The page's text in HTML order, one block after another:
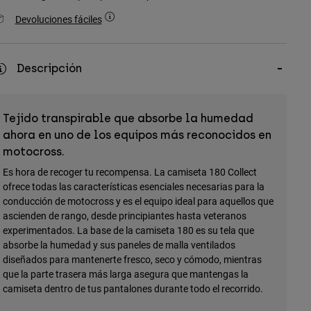
Devoluciones fáciles
Descripción
Tejido transpirable que absorbe la humedad
ahora en uno de los equipos más reconocidos en
motocross.
Es hora de recoger tu recompensa. La camiseta 180 Collect
ofrece todas las características esenciales necesarias para la
conducción de motocross y es el equipo ideal para aquellos que
ascienden de rango, desde principiantes hasta veteranos
experimentados. La base de la camiseta 180 es su tela que
absorbe la humedad y sus paneles de malla ventilados
diseñados para mantenerte fresco, seco y cómodo, mientras
que la parte trasera más larga asegura que mantengas la
camiseta dentro de tus pantalones durante todo el recorrido.